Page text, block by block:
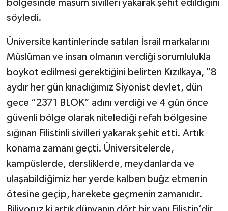
bölgesinde masum sivilleri yakarak şehit edildiğini
söyledi.
Üniversite kantinlerinde satılan İsrail markalarını
Müslüman ve insan olmanın verdiği sorumlulukla
boykot edilmesi gerektiğini belirten Kızılkaya, "8
aydır her gün kınadığımız Siyonist devlet, dün
gece “2371 BLOK” adını verdiği ve 4 gün önce
güvenli bölge olarak nitelediği refah bölgesine
sığınan Filistinli sivilleri yakarak şehit etti. Artık
konama zamanı geçti. Üniversitelerde,
kampüslerde, dersliklerde, meydanlarda ve
ulaşabildiğimiz her yerde kalben buğz etmenin
ötesine geçip, harekete geçmenin zamanıdır.